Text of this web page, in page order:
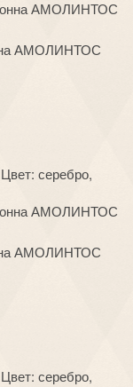
АМОЛИНТОС
серебро,
АМОЛИНТОС
серебро,